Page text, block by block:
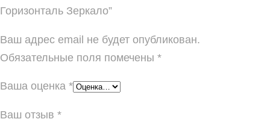
Горизонталь Зеркало”
Ваш адрес email не будет опубликован.
Обязательные поля помечены *
Ваша оценка *
Ваш отзыв *